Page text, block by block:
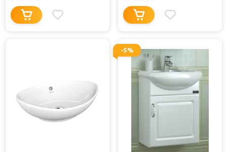
-5%